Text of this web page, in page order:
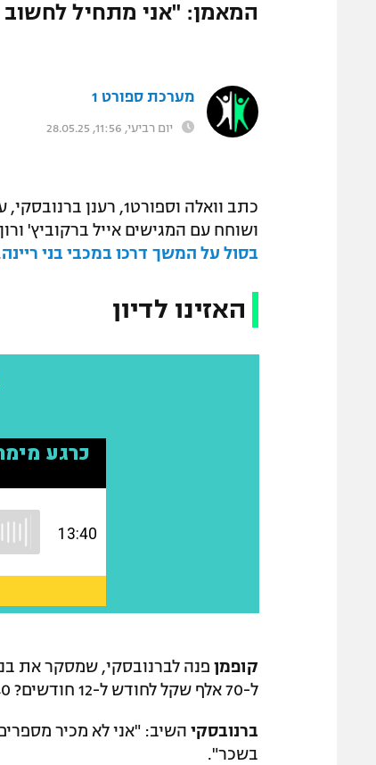
המאמן: "אני מתחיל לחשוב
מערכת ספורט 1
יום רביעי, 11:56, 28.05.25
ושוחח עם המגישים אייל ברקוביץ'
בסול על המשך דרכו במכבי בני ריינה
האזינו לדיון
קופמן פנה לברנובסקי, שמסקר את
ל-70 אלף שקל לחודש ל-12 חודשים? 840 אלף שקל?"
ברנובסקי השיב: "אני לא מכיר
בשכר".